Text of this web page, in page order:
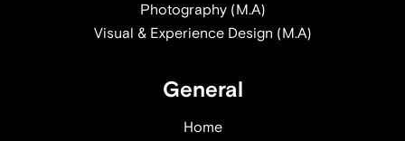
Photography (M.A)
Visual & Experience Design (M.A)
General
Home